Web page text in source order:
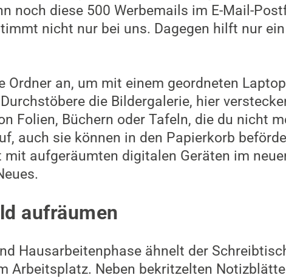
noch diese 500 Werbemails im E-Mail-
nicht nur bei uns. Dagegen hilft nur
Ordner an, um mit einem geordneten
die Bildergalerie, hier
Folien, Büchern oder Tafeln, die du nicht
auch sie können in den Papierkorb
aufgeräumten digitalen Geräten im
aufräumen
Hausarbeitenphase ähnelt der
Arbeitsplatz. Neben bekritzelten